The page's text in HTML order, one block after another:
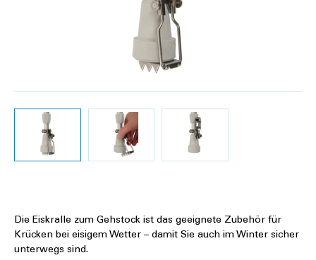
Die Eiskralle zum Gehstock ist das geeignete Zubehör für
Krücken bei eisigem Wetter – damit Sie auch im Winter sicher
unterwegs sind.